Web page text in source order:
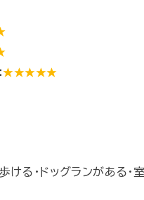
★★★★★
ける・ドッグランがある・